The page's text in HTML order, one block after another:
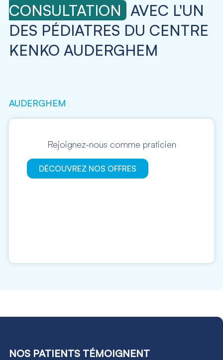
CONSULTATION AVEC L'UN
DES PÉDIATRES DU CENTRE
KENKO AUDERGHEM
AUDERGHEM
Rejoignez-nous comme praticien
DÉCOUVREZ NOS OFFRES
NOS PATIENTS TÉMOIGNENT